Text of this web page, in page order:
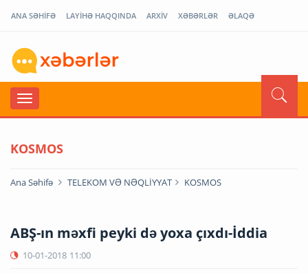
ANA SƏHİFƏ LAYİHƏ HAQQINDA ARXİV XƏBƏRLƏR ƏLAQƏ
KOSMOS
Ana Səhifə TELEKOM VƏ NƏQLİYYAT KOSMOS
ABŞ-ın məxfi peyki də yoxa çıxdı-İddia
10-01-2018 11:00